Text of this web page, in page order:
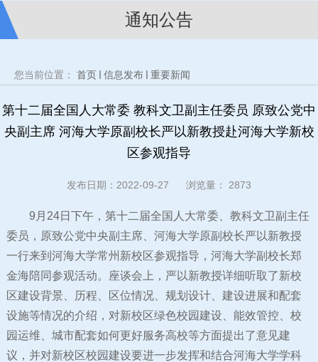
通知公告
您当前位置： 首页 信息发布 重要新闻
第十二届全国人大常委 教科文卫副主任委员 原致公党中
央副主席 河海大学原副校长严以新教授赴河海大学新校
区参观指导
发布日期：2022-09-27 浏览量： 2873
9月24日下午，第十二届全国人大常委、教科文卫副主任
委员，原致公党中央副主席、河海大学原副校长严以新教授
一行来到河海大学常州新校区参观指导，河海大学副校长郑
金海陪同参观活动。座谈会上，严以新教授详细听取了新校
区建设背景、历程、区位情况、规划设计、建设进展和配套
设施等情况的介绍，对新校区绿色校园建设、能效管控、校
园运维、城市配套如何更好服务高校等方面提出了意见建
议，并对新校区校园建设要进一步发挥和结合河海大学学科